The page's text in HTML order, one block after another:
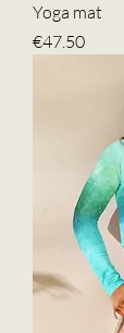
Yoga mat
Price
€47.50